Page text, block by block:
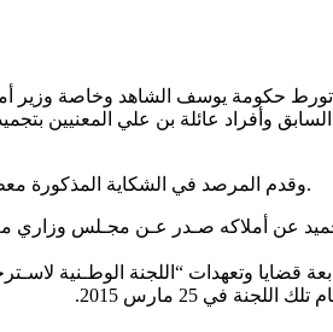
تورط حكومة يوسف الشاهد وخاصة
وقدم المرصد في الشكاية المذكورةقبل سنوات.
وتعهدات “اللجنة الوطـنية